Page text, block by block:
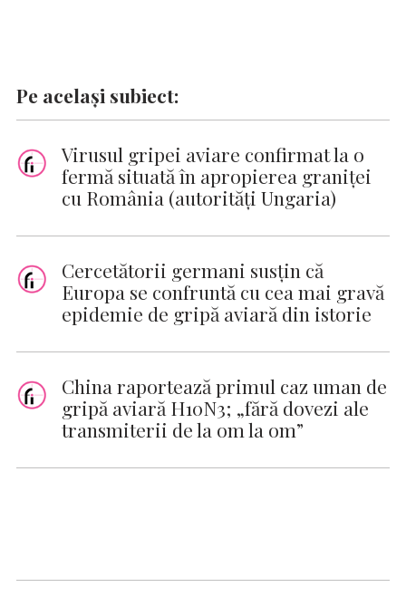
Pe același subiect:
Virusul gripei aviare confirmat la o
fermă situată în apropierea graniţei
cu România (autorităţi Ungaria)
Cercetătorii germani susţin că
Europa se confruntă cu cea mai gravă
epidemie de gripă aviară din istorie
China raportează primul caz uman de
gripă aviară H10N3; „fără dovezi ale
transmiterii de la om la om”